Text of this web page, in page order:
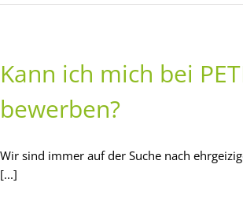
Kann ich mich bei
bewerben?
Wir sind immer auf der Suche nach
[...]